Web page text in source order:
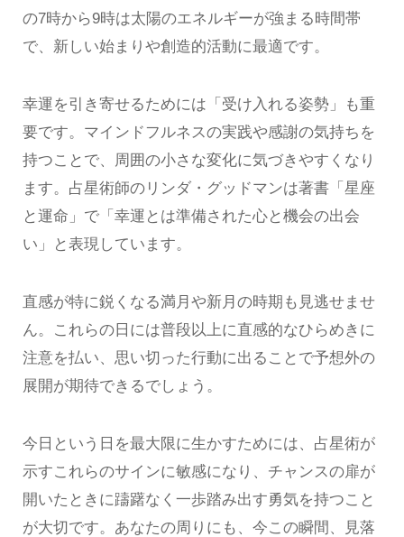
の7時から9時は太陽のエネルギーが強まる時間帯
で、新しい始まりや創造的活動に最適です。
幸運を引き寄せるためには「受け入れる姿勢」も重
要です。マインドフルネスの実践や感謝の気持ちを
持つことで、周囲の小さな変化に気づきやすくなり
ます。占星術師のリンダ・グッドマンは著書「星座
と運命」で「幸運とは準備された心と機会の出会
い」と表現しています。
直感が特に鋭くなる満月や新月の時期も見逃せませ
ん。これらの日には普段以上に直感的なひらめきに
注意を払い、思い切った行動に出ることで予想外の
展開が期待できるでしょう。
今日という日を最大限に生かすためには、占星術が
示すこれらのサインに敏感になり、チャンスの扉が
開いたときに躊躇なく一歩踏み出す勇気を持つこと
が大切です。あなたの周りにも、今この瞬間、見落